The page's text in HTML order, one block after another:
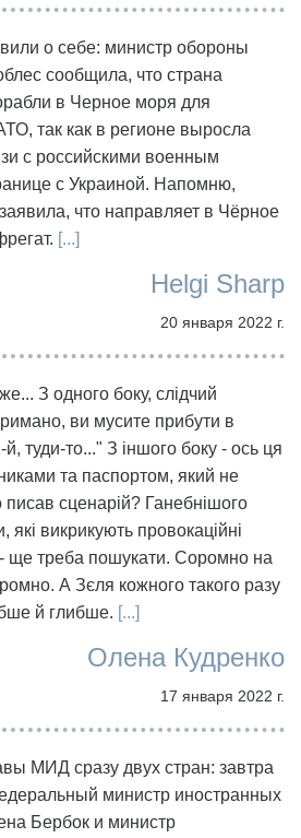
о себе: министр обороны
сообщила, что страна
в Черное моря для
так как в регионе выросла
с российскими военным
с Украиной. Напомню,
что направляет в Чёрное
[...]
Helgi Sharp
20 января 2022 г.
З одного боку, слідчий
ви мусите прибути в
туди-то..." З іншого боку - ось ця
та паспортом, який не
писав сценарій? Ганебнішого
викрикують провокаційні
ще треба пошукати. Соромно на
А Зєля кожного такого разу
й глибше. [...]
Олена Кудренко
17 января 2022 г.
МИД сразу двух стран: завтра
министр иностранных
Бербок и министр